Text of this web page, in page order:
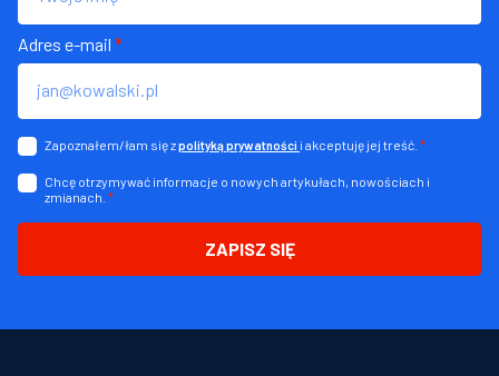
Adres e-mail *
Zapoznałem/łam się zpolityką prywatności i akceptuję jej treść. *
Chcę otrzymywać informacje o nowych artykułach, nowościach i
zmianach. *
ZAPISZ SIĘ